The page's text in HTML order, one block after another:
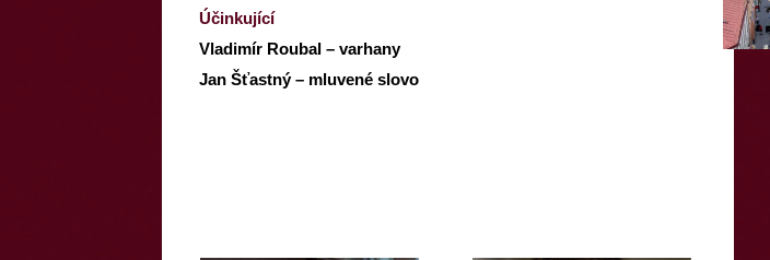
Účinkující
Vladimír Roubal – varhany
Jan Šťastný – mluvené slovo